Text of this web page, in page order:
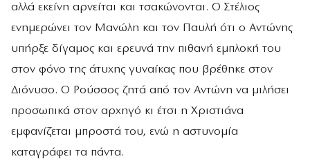
αλλά εκείνη αρνείται και τσακώνονται. Ο Στέλιος
ενημερώνει τον Μανώλη και τον Παυλή ότι ο Αντώνης
υπήρξε δίγαμος και ερευνά την πιθανή εμπλοκή του
στον φόνο της άτυχης γυναίκας που βρέθηκε στον
Διόνυσο. Ο Ρούσσος ζητά από τον Αντώνη να μιλήσει
προσωπικά στον αρχηγό κι έτσι η Χριστιάνα
εμφανίζεται μπροστά του, ενώ η αστυνομία
καταγράφει τα πάντα.